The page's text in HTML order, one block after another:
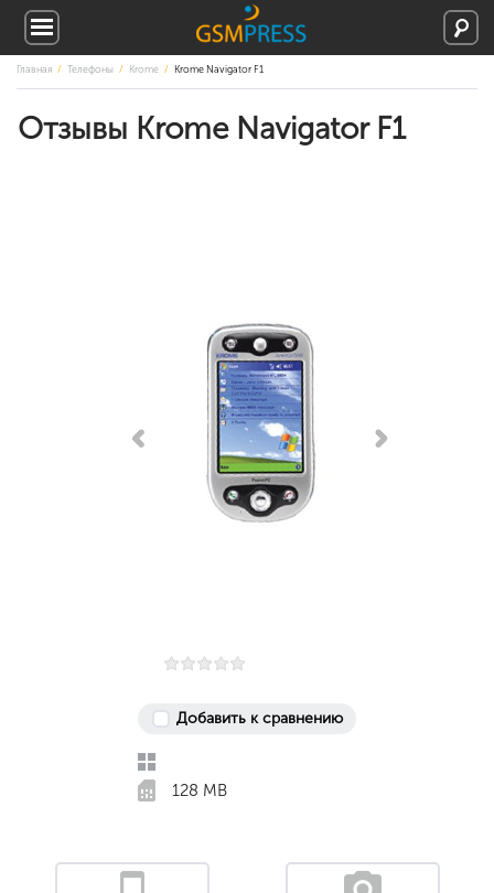
Главная Телефоны Krome Krome Navigator F1
Отзывы Krome Navigator F1
Добавить к сравнению
128 MB